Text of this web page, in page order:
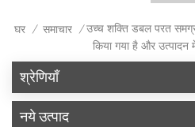
घर / समाचार / उच्च शक्ति डबल परत
किया गया है और उत्पादन
श्रेणियाँ
नये उत्पाद